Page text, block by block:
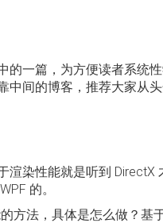
的一篇，为方便读者系统
中间的博客，推荐大家从
渲染性能就是听到
的。
方法，具体是怎么做？